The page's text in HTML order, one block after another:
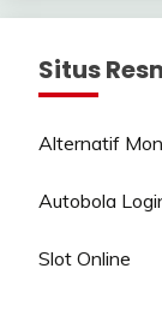
Situs
Alternatif
Autobola
Slot Online